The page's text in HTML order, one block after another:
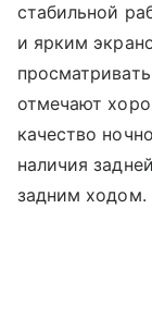
стабильной
и ярким
отмечают
качество
наличия
задним ходом.